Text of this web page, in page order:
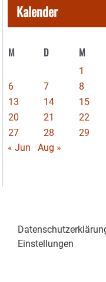
Kalender
M D M
1
6
7 8
13
14 15
20
21 22
27
28 29
« Jun
Aug »
Einstellungen